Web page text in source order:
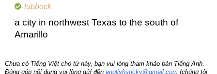
lubbock
a city in northwest Texas to the south of
Amarillo
Chưa có Tiếng Việt cho từ này, bạn vui lòng tham khảo bản Tiếng Anh.
Đóng góp nội dung vui lòng gửi đến englishsticky@gmail.com (chúng tôi